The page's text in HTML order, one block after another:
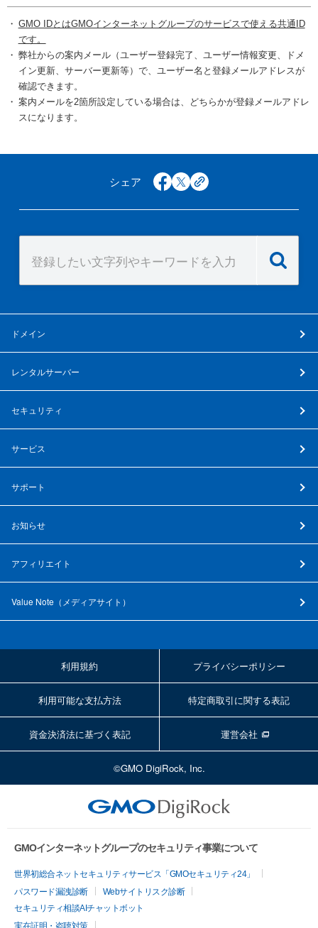
GMO IDとはGMOインターネットグループのサービスで使える共通ID
です。
弊社からの案内メール（ユーザー登録完了、ユーザー情報変更、ドメ
イン更新、サーバー更新等）で、ユーザー名と登録メールアドレスが
確認できます。
案内メールを2箇所設定している場合は、どちらかが登録メールアドレ
スになります。
シェア facebook
x copy
ドメイン
レンタルサーバー
セキュリティ
サービス
サポート
お知らせ
アフィリエイト
Value Note（ メディアサイト ）
利用規約 プライバシーポリシー
利用可能な支払方法 特定商取引に関する表記
資金決済法に基づく表記 運営会社
©GMO DigiRock, Inc.
GMOインターネットグループのセキュリティ事業について
世界初総合ネットセキュリティサービス「GMOセキュリティ24」
パスワード漏洩診断
Webサイトリスク診断
セキュリティ相談AIチャットボット
実在証明・盗聴対策